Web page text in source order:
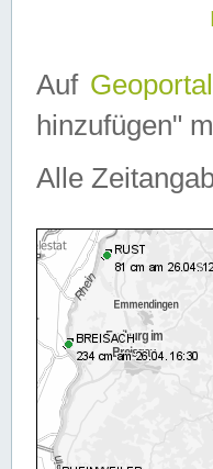
Auf
hinzufügen"
Alle